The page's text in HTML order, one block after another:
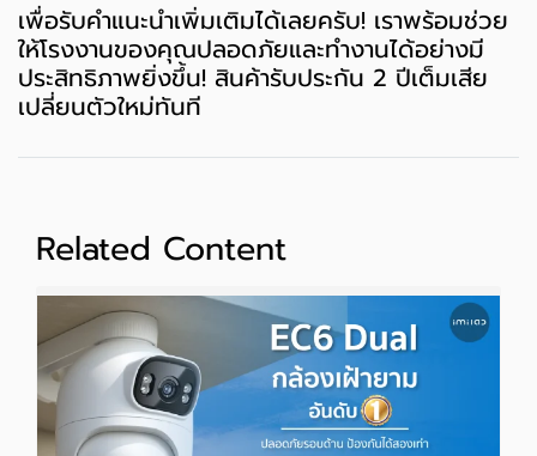
เพื่อรับคำแนะนำเพิ่มเติมได้เลยครับ! เราพร้อมช่วย
ให้โรงงานของคุณปลอดภัยและทำงานได้อย่างมี
ประสิทธิภาพยิ่งขึ้น! สินค้ารับประกัน 2 ปีเต็มเสีย
เปลี่ยนตัวใหม่ทันที
Related Content